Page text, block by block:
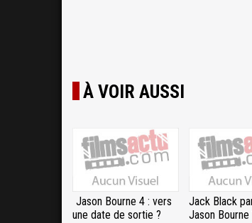
À VOIR AUSSI
Jason Bourne 4 : vers
une date de sortie ?
Jack Black
Jason Bourne